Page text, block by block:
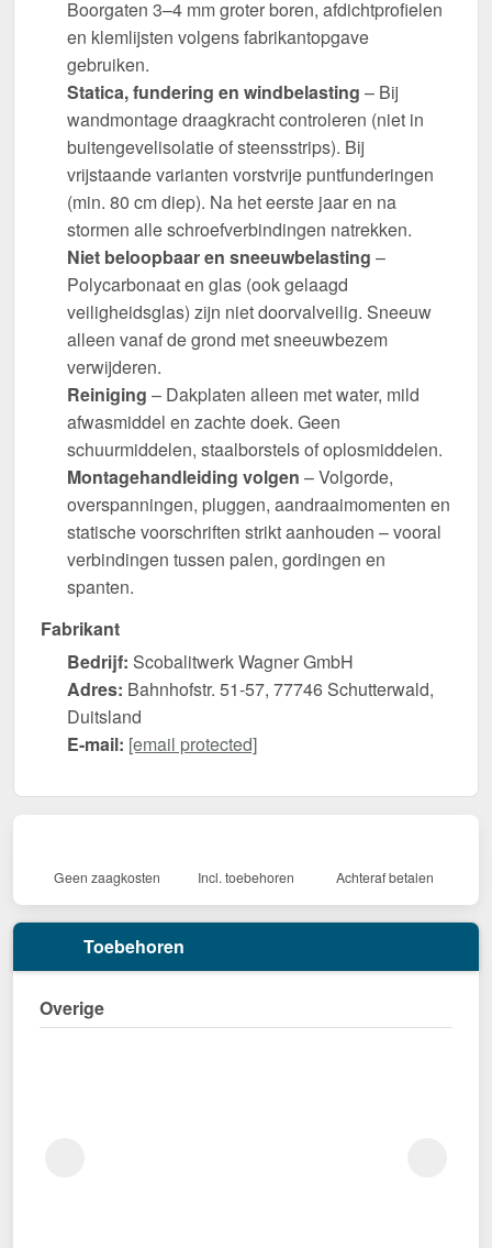
Boorgaten 3–4 mm groter boren, afdichtprofielen
en klemlijsten volgens fabrikantopgave
gebruiken.
Statica, fundering en windbelasting – Bij
wandmontage draagkracht controleren (niet in
buitengevelisolatie of steensstrips). Bij
vrijstaande varianten vorstvrije puntfunderingen
(min. 80 cm diep). Na het eerste jaar en na
stormen alle schroefverbindingen natrekken.
Niet beloopbaar en sneeuwbelasting –
Polycarbonaat en glas (ook gelaagd
veiligheidsglas) zijn niet doorvalveilig. Sneeuw
alleen vanaf de grond met sneeuwbezem
verwijderen.
Reiniging – Dakplaten alleen met water, mild
afwasmiddel en zachte doek. Geen
schuurmiddelen, staalborstels of oplosmiddelen.
Montagehandleiding volgen – Volgorde,
overspanningen, pluggen, aandraaimomenten en
statische voorschriften strikt aanhouden – vooral
verbindingen tussen palen, gordingen en
spanten.
Fabrikant
Bedrijf: Scobalitwerk Wagner GmbH
Adres: Bahnhofstr. 51-57, 77746 Schutterwald,
Duitsland
E-mail: [email protected]
Geen zaagkosten Incl. toebehoren Achteraf betalen
Toebehoren
Overige